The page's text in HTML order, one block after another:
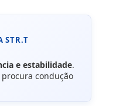
STR.T
e estabilidade.
condução